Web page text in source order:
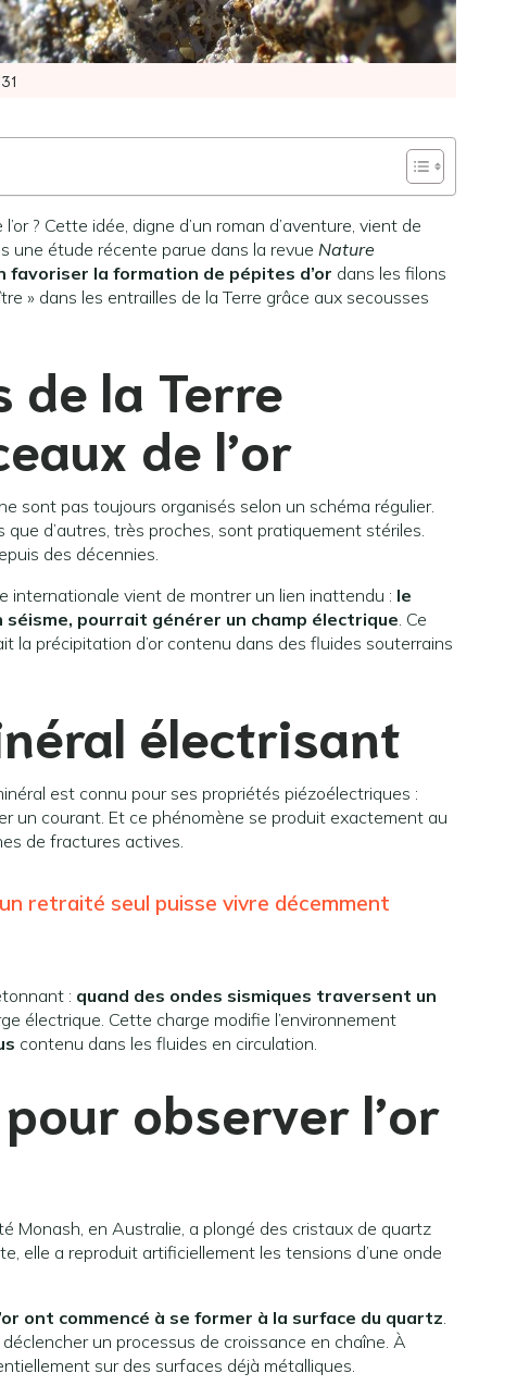
? Cette idée, digne d’un roman d’aventure, vient de
une étude récente parue dans la revue Nature
la formation de pépites d’or dans les filons
» dans les entrailles de la Terre grâce aux secousses
de la Terre
de l’or
sont pas toujours organisés selon un schéma régulier.
d’autres, très proches, sont pratiquement stériles.
des décennies.
internationale vient de montrer un lien inattendu : le
séisme, pourrait générer un champ électrique. Ce
la précipitation d’or contenu dans des fluides souterrains
électrisant
est connu pour ses propriétés piézoélectriques :
un courant. Et ce phénomène se produit exactement au
de fractures actives.
retraité seul puisse vivre décemment
: quand des ondes sismiques traversent un
électrique. Cette charge modifie l’environnement
contenu dans les fluides en circulation.
observer l’or
Monash, en Australie, a plongé des cristaux de quartz
elle a reproduit artificiellement les tensions d’une onde
ont commencé à se former à la surface du quartz.
un processus de croissance en chaîne. À
sur des surfaces déjà métalliques.